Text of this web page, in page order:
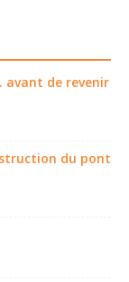
avant de revenir
du pont